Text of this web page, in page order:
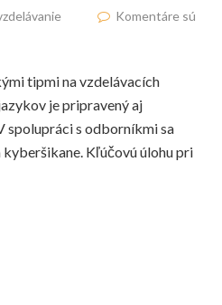
Komentáre sú
tipmi na vzdelávacích
je pripravený aj
spolupráci s odborníkmi sa
kyberšikane. Kľúčovú úlohu pri